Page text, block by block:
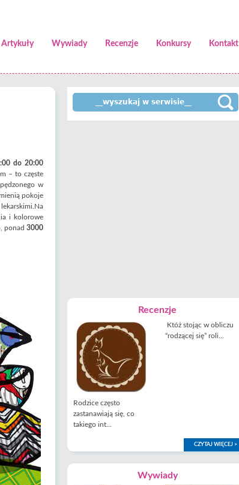
Artykuły Wywiady Recenzje Konkursy Kontakt
do 20:00
– to częste
w
pokoje
i kolorowe
ponad 3000
Recenzje
Rodzice często
zastanawiają się, co
takiego int...
Któż stojąc w obliczu
“rodzącej się” roli...
CZYTAJ WIĘCEJ >
Wywiady